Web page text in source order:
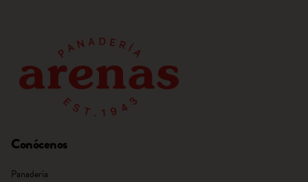
Conócenos
Panadería